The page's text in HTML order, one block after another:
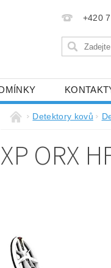
+420
Detektory kovů
XP ORX